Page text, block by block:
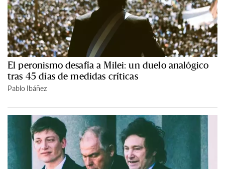
El peronismo desafía a Milei: un duelo analógico
tras 45 días de medidas críticas
Pablo Ibáñez